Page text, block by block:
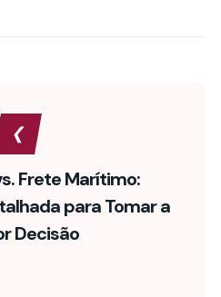
Frete Marítimo:
para Tomar a
Decisão